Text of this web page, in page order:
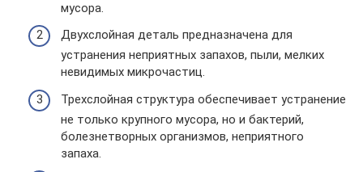
мусора.
Двухслойная деталь предназначена для
устранения неприятных запахов, пыли, мелких
невидимых микрочастиц.
Трехслойная структура обеспечивает устранение
не только крупного мусора, но и бактерий,
болезнетворных организмов, неприятного
запаха.